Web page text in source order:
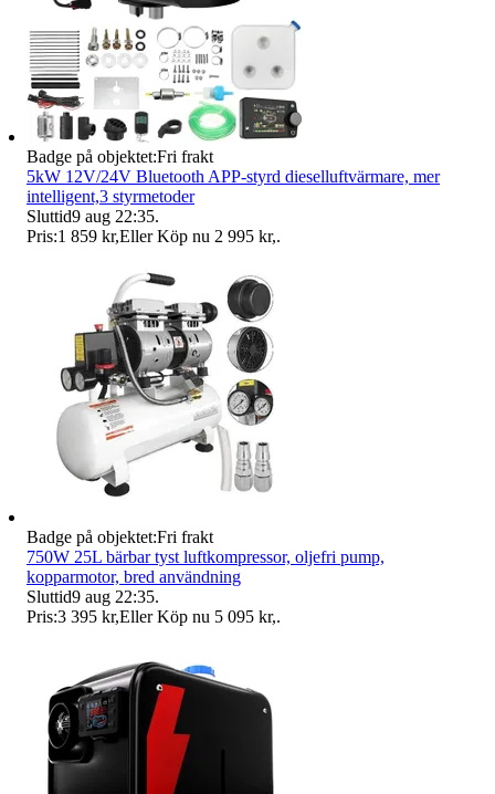
Badge på objektet:Fri frakt
5kW 12V/24V Bluetooth APP-styrd dieselluftvärmare, mer
intelligent,3 styrmetoder
Sluttid9 aug 22:35.
Pris:1 859 kr,Eller Köp nu 2 995 kr,.
Badge på objektet:Fri frakt
750W 25L bärbar tyst luftkompressor, oljefri pump,
kopparmotor, bred användning
Sluttid9 aug 22:35.
Pris:3 395 kr,Eller Köp nu 5 095 kr,.